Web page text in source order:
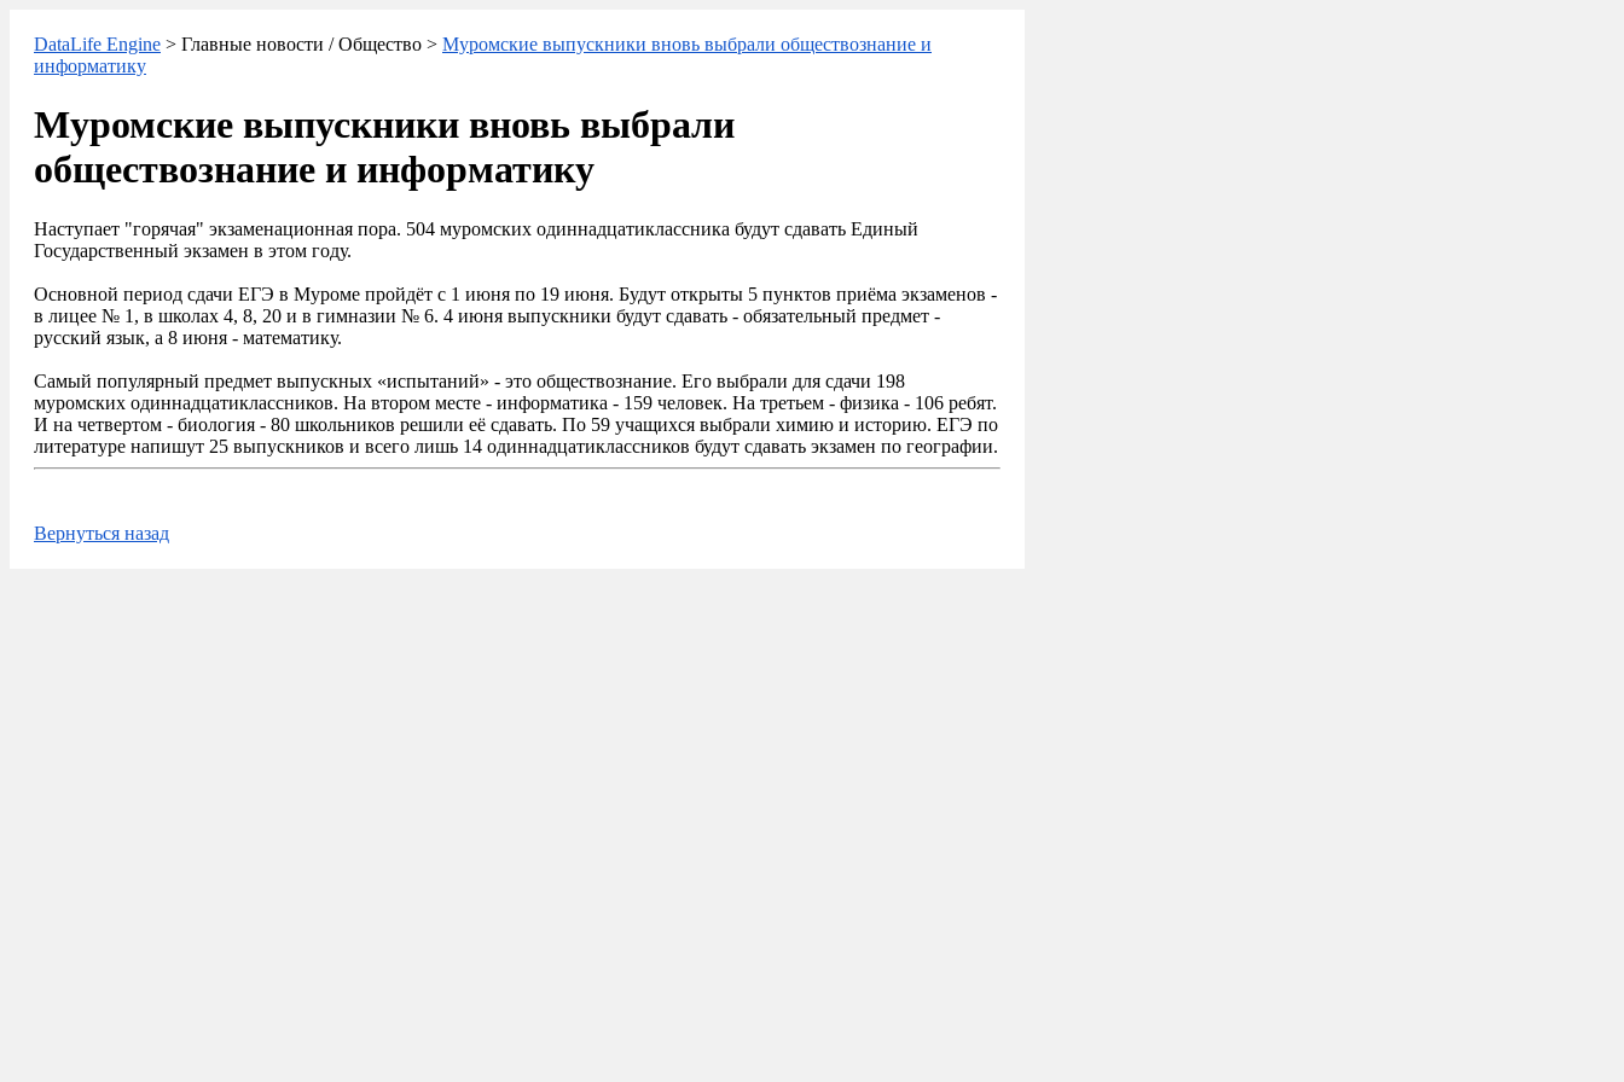
DataLife Engine > Главные новости / Общество > Муромские выпускники вновь выбрали обществознание и
информатику
Муромские выпускники вновь выбрали
обществознание и информатику
Наступает "горячая" экзаменационная пора. 504 муромских одиннадцатиклассника будут сдавать Единый
Государственный экзамен в этом году.
Основной период сдачи ЕГЭ в Муроме пройдёт с 1 июня по 19 июня. Будут открыты 5 пунктов приёма экзаменов -
в лицее № 1, в школах 4, 8, 20 и в гимназии № 6. 4 июня выпускники будут сдавать - обязательный предмет -
русский язык, а 8 июня - математику.
Самый популярный предмет выпускных «испытаний» - это обществознание. Его выбрали для сдачи 198
муромских одиннадцатиклассников. На втором месте - информатика - 159 человек. На третьем - физика - 106 ребят.
И на четвертом - биология - 80 школьников решили её сдавать. По 59 учащихся выбрали химию и историю. ЕГЭ по
литературе напишут 25 выпускников и всего лишь 14 одиннадцатиклассников будут сдавать экзамен по географии.
Вернуться назад